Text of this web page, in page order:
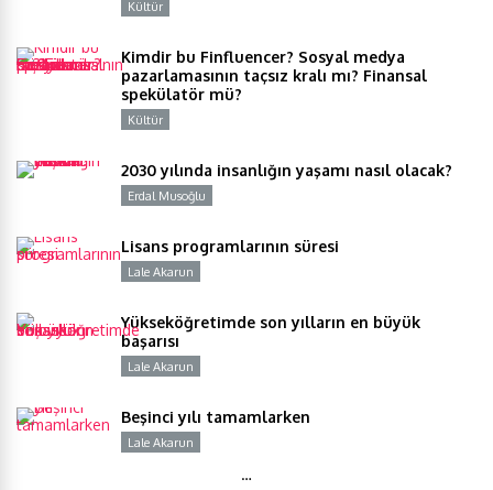
Kültür
Kimdir bu Finfluencer? Sosyal medya
pazarlamasının taçsız kralı mı? Finansal
spekülatör mü?
Kültür
2030 yılında insanlığın yaşamı nasıl olacak?
Erdal Musoğlu
Lisans programlarının süresi
Lale Akarun
Yükseköğretimde son yılların en büyük
başarısı
Lale Akarun
Beşinci yılı tamamlarken
Lale Akarun
…